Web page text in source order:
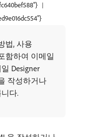
법, 사용
함하여 이메일
Designer
작성하거나
다.